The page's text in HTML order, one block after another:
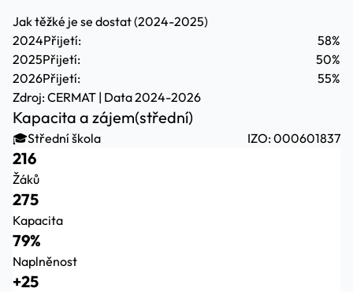
Jak těžké je se dostat (2024-2025)
2024Přijetí:
58%
2025Přijetí:
50%
2026Přijetí:
55%
Zdroj:CERMAT | Data 2024-2026
Kapacita a zájem(střední)
🎓Střední škola IZO: 000601837
216
Žáků
275
Kapacita
79%
Naplněnost
+25